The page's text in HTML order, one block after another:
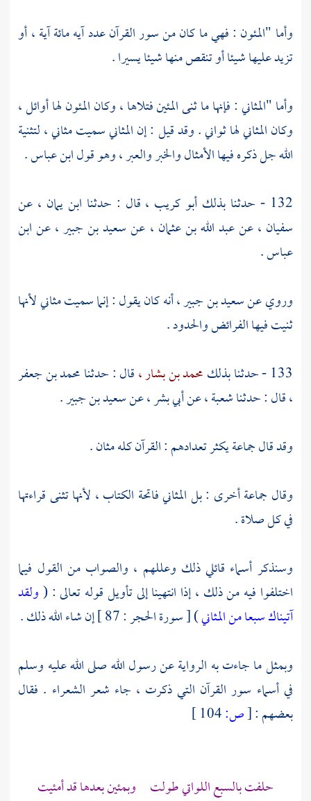
وأما "المئون : فهي ما كان من سور القرآن عدد آيه مائة آية ، أو
تزيد عليها شيئا أو تنقص منها شيئا يسيرا .
وأما "المثاني : فإنها ما ثنى المئين فتلاها ، وكان المئون لها أوائل ،
وكان المثاني لها ثواني . وقد قيل : إن المثاني سميت مثاني ، لتثنية
الله جل ذكره فيها الأمثال والخبر والعبر ، وهو قولابن عباس.
132 - حدثنا بذلك
أبو كريب ، قال : حدثنا ابن يمان ، عن
سفيان ،عنعبد الله بن عثمان ، عنسعيد بن جبير ،عنابن
عباس.
وروي عنسعيد بن جبير ،أنه كان يقول : إنما سميت مثاني لأنها
ثنيت فيها الفرائض والحدود .
133 - حدثنا بذلك
محمد بن بشار ،قال : حدثنامحمد بن جعفر
،قال : حدثناشعبة ،عنأبي بشر ،عنسعيد بن جبير.
وقد قال جماعة يكثر تعدادهم : القرآن كله مثان .
وقال جماعة أخرى : بل المثاني فاتحة الكتاب ، لأنها تثنى قراءتها
في كل صلاة .
وسنذكر أسماء قائلي ذلك وعللهم ، والصواب من القول فيما
اختلفوا فيه من ذلك ، إذا انتهينا إلى تأويل قوله تعالى : (ولقد
آتيناك سبعا من المثاني) [ سورة الحجر : 87 ] إن شاء الله ذلك .
وبمثل ما جاءت به الرواية عن رسول الله صلى الله عليه وسلم
في أسماء سور القرآن التي ذكرت ، جاء شعر الشعراء . فقال
بعضهم :[ص:
حلفت بالسبع اللواتي طولت وبمئين بعدها قد أمئيت